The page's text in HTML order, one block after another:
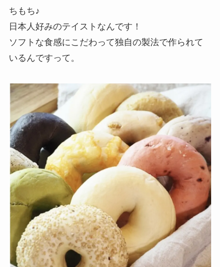
ちもち♪
日本人好みのテイストなんです！
ソフトな食感にこだわって独自の製法で作られて
いるんですって。